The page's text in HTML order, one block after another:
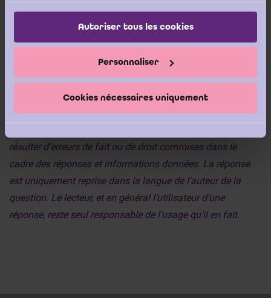
services.
Autoriser tous les cookies
Personnaliser
Cookies nécessaires uniquement
______________________________
Disclaimer : Bien que le Centre d’Information du Révisorat
d’Entreprises (ICCI) s’entoure des compétences voulues et
traite les questions reçues avec toute la rigueur possible, il
ne donne aucune garantie quant aux réponses qu’il formule
et n’assume aucune responsabilité, ni contractuelle, ni
résulter d’erreurs de fait ou de droit commises dans le
cadre des réponses et informations données. La réponse
est uniquement reprise dans la langue de l’auteur de la
question. Le lecteur, et en général l’utilisateur d’une
réponse, reste seul responsable de l’usage qu’il en fait.